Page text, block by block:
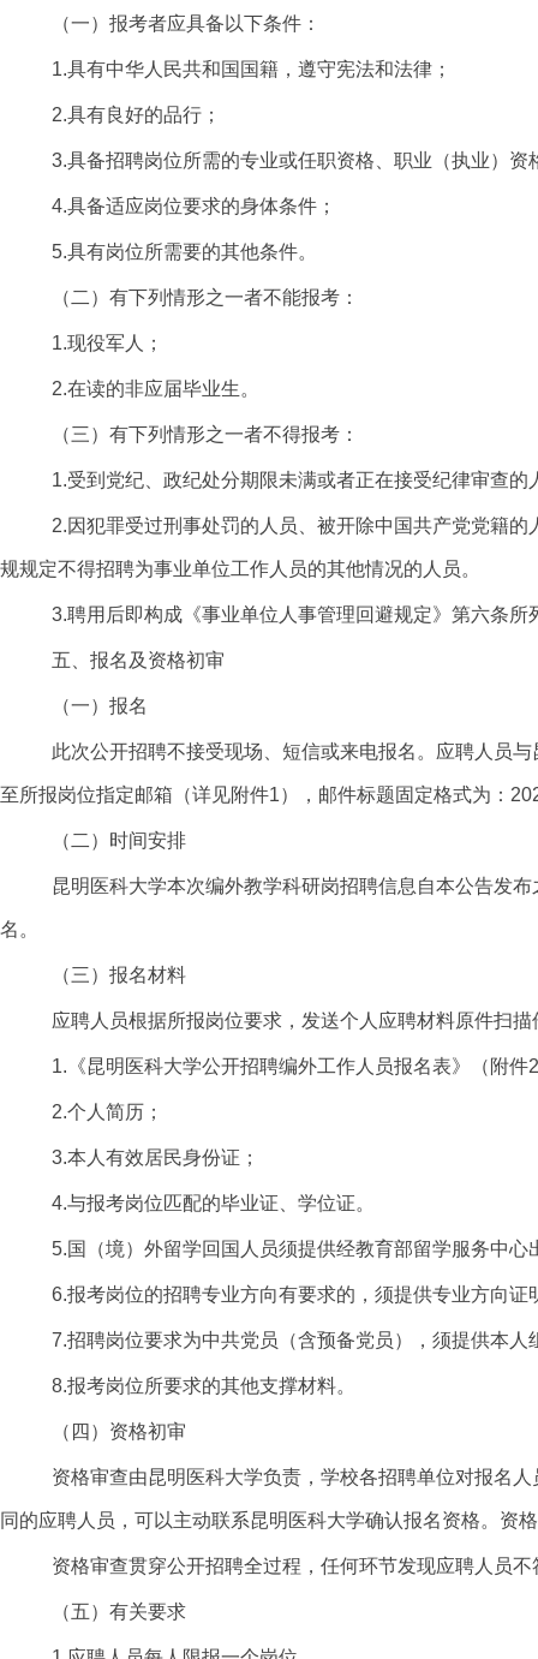
（一）报考者应具备以下条件：
1.具有中华人民共和国国籍，遵守宪法和法律；
2.具有良好的品行；
3.具备招聘岗位所需的专业或任职资格、职业（执业）资
4.具备适应岗位要求的身体条件；
5.具有岗位所需要的其他条件。
（二）有下列情形之一者不能报考：
1.现役军人；
2.在读的非应届毕业生。
（三）有下列情形之一者不得报考：
1.受到党纪、政纪处分期限未满或者正在接受纪律审查
2.因犯罪受过刑事处罚的人员、被开除中国共产党党籍
规规定不得招聘为事业单位工作人员的其他情况的人员。
3.聘用后即构成《事业单位人事管理回避规定》第六条所
五、报名及资格初审
（一）报名
此次公开招聘不接受现场、短信或来电报名。应聘人员
至所报岗位指定邮箱（详见附件1），邮件标题固定格式为：
（二）时间安排
昆明医科大学本次编外教学科研岗招聘信息自本公告发布
名。
（三）报名材料
应聘人员根据所报岗位要求，发送个人应聘材料原件扫
1.《昆明医科大学公开招聘编外工作人员报名表》 （附件
2.个人简历；
3.本人有效居民身份证；
4.与报考岗位匹配的毕业证、学位证。
5.国（境）外留学回国人员须提供经教育部留学服务中
6.报考岗位的招聘专业方向有要求的，须提供专业方向证
7.招聘岗位要求为中共党员（含预备党员），须提供本
8.报考岗位所要求的其他支撑材料。
（四）资格初审
资格审查由昆明医科大学负责，学校各招聘单位对报名
同的应聘人员，可以主动联系昆明医科大学确认报名资格。资
资格审查贯穿公开招聘全过程，任何环节发现应聘人员
（五）有关要求